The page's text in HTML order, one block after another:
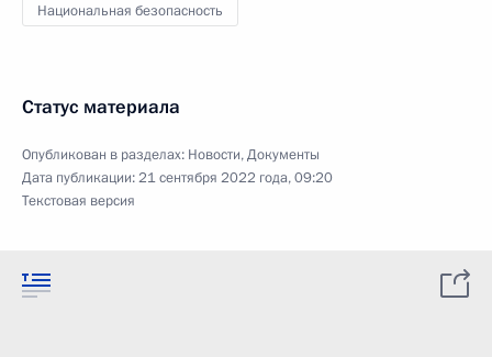
Национальная безопасность
Статус материала
Опубликован в разделах: Новости,Документы
Дата публикации:21 сентября 2022 года, 09:20
Текстовая версия